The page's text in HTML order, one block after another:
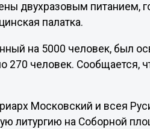
двухразовым питанием,
палатка.
на 5000 человек, был
270 человек. Сообщается,
Московский и всея
литургию на Соборной